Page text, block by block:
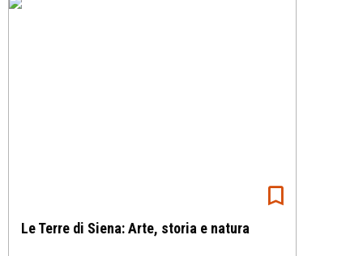
Le Terre di Siena: Arte, storia e natura